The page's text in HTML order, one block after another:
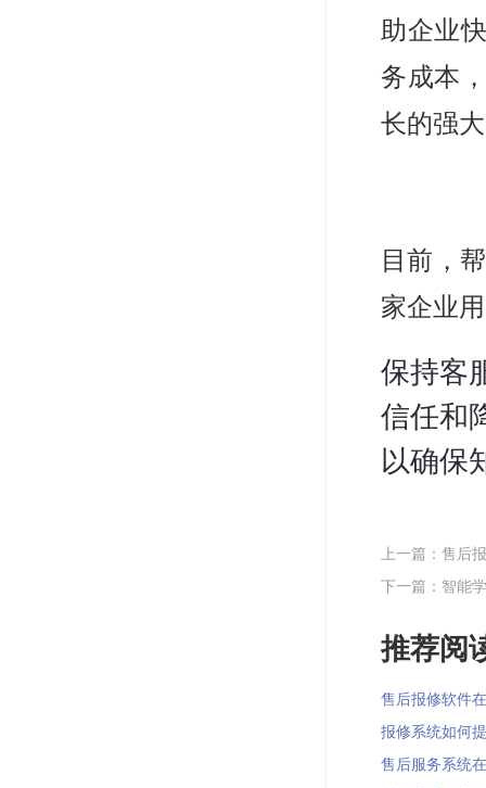
助企业
务成本
长的强
目前，
家企业
保持客
信任和
以确保
上一篇：售后
下一篇：智能
推荐阅
售后报修软件
报修系统如何
售后服务系统